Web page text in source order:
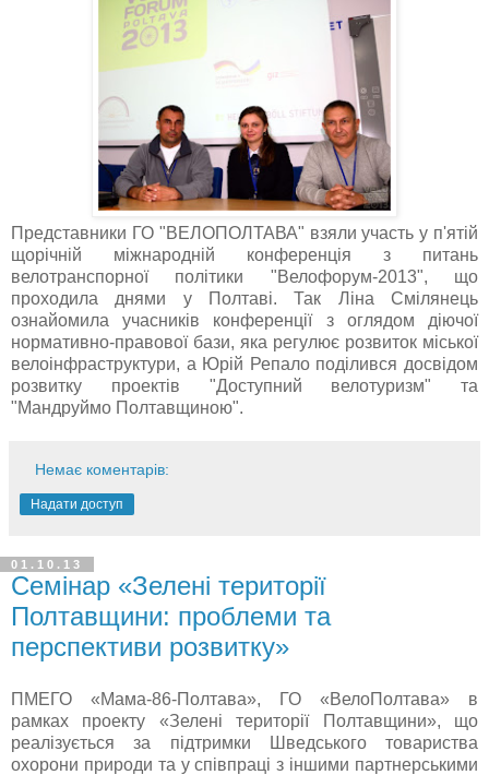
Представники ГО "ВЕЛОПОЛТАВА" взяли участь у п'ятій
щорічній міжнародній конференція з питань
велотранспорної політики "Велофорум-2013", що
проходила днями у Полтаві. Так Ліна Смілянець
ознайомила учасників конференції з оглядом діючої
нормативно-правової бази, яка регулює розвиток міської
велоінфраструктури, а Юрій Репало поділився досвідом
розвитку проектів "Доступний велотуризм" та
"Мандруймо Полтавщиною".
Немає коментарів:
Надати доступ
01.10.13
Семінар «Зелені території
Полтавщини: проблеми та
перспективи розвитку»
ПМЕГО «Мама-86-Полтава», ГО «ВелоПолтава» в
рамках проекту «Зелені території Полтавщини», що
реалізується за підтримки Шведського товариства
охорони природи та у співпраці з іншими партнерськими